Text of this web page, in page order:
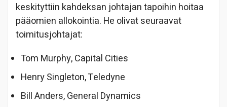
keskityttiin kahdeksan johtajan tapoihin hoitaa
pääomien allokointia. He olivat seuraavat
toimitusjohtajat:
Tom Murphy, Capital Cities
Henry Singleton, Teledyne
Bill Anders, General Dynamics